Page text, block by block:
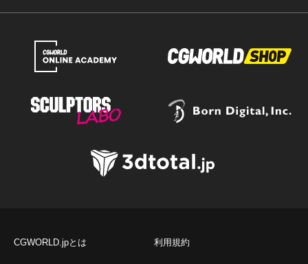
CGWORLD.jpとは 利用規約